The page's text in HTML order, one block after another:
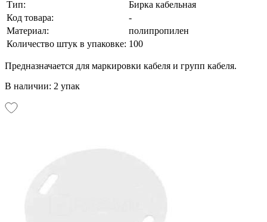
Тип:
Бирка кабельная
Код товара:
-
Материал:
полипропилен
Количество штук в упаковке: 100
Предназначается для маркировки кабеля и групп кабеля.
В наличии: 2 упак